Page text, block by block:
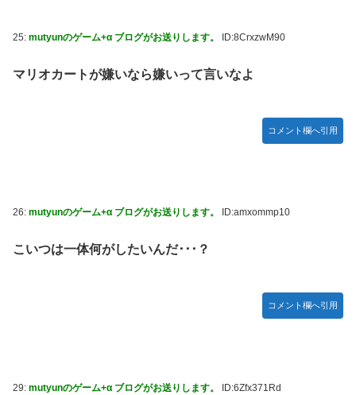
25: mutyunのゲーム+α ブログがお送りします。 ID:8CrxzwM90
マリオカートが嫌いなら嫌いって言いなよ
コメント欄へ引用
26: mutyunのゲーム+α ブログがお送りします。 ID:amxommp10
こいつは一体何がしたいんだ･･･？
コメント欄へ引用
29: mutyunのゲーム+α ブログがお送りします。 ID:6Zfx371Rd